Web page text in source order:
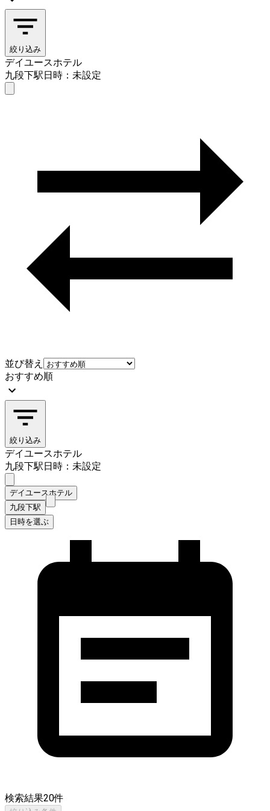
絞り込み
デイユースホテル
九段下駅日時：未設定
並び替え
おすすめ順
絞り込み
デイユースホテル
九段下駅日時：未設定
デイユースホテル
九段下駅
日時を選ぶ
検索結果20件